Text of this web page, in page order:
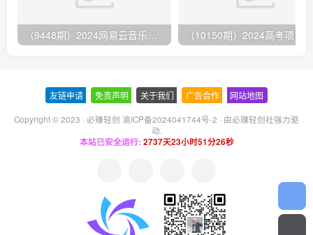
（9448期）2024网易云音乐人挂机项目，单机日入150+，无脑月入5000+
友链申请 免责声明 关于我们 广告合作 网站地图
Copyright © 2023 · 必赚轻创 渝ICP备2024041744号-2 · 由必赚轻创社强力驱
动.
本站已安全运行: 2737天23小时51分26秒